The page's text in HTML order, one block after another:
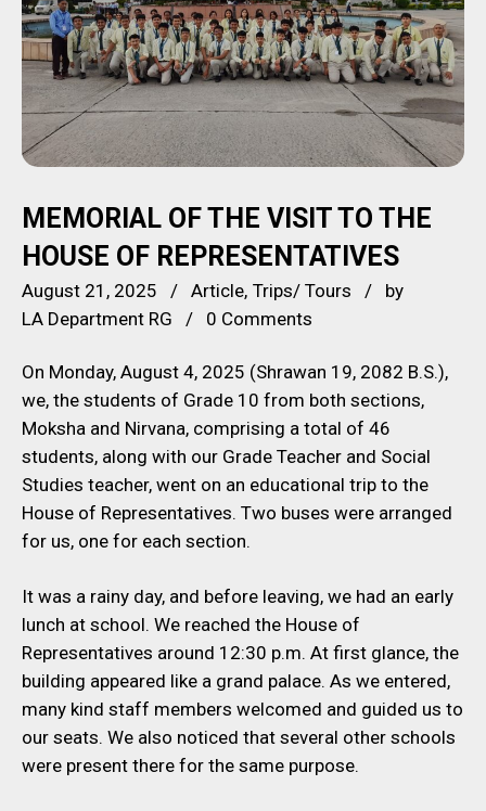
MEMORIAL OF THE VISIT TO THE
HOUSE OF REPRESENTATIVES
August 21, 2025 Article Trips/ Tours
by
LA Department RG
0 Comments
On Monday, August 4, 2025 (Shrawan 19, 2082 B.S.),
we, the students of Grade 10 from both sections,
Moksha and Nirvana, comprising a total of 46
students, along with our Grade Teacher and Social
Studies teacher, went on an educational trip to the
House of Representatives. Two buses were arranged
for us, one for each section.
It was a rainy day, and before leaving, we had an early
lunch at school. We reached the House of
Representatives around 12:30 p.m. At first glance, the
building appeared like a grand palace. As we entered,
many kind staff members welcomed and guided us to
our seats. We also noticed that several other schools
were present there for the same purpose.